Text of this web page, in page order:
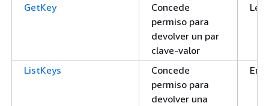
GetKey
Concede
permiso para
devolver un par
clave-valor
ListKeys
Concede
permiso para
devolver una